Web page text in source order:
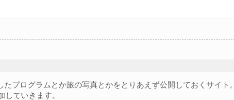
プログラムとか旅の写真とかをとりあえず公開しておくサイト。
していきます。